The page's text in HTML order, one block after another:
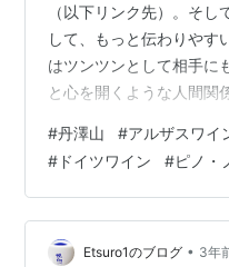
（以下リンク先）。そ
して、もっと伝わりやす
はツンツンとして相手に
と心を開くような人間関
じの酒だ、というコト。
られた酒は新酒の時の香
にくいコトがあるという
ワケではないが、概ね日
られると思う。 抜栓直
#丹澤山 #アルザスワイ
# ドイツワイン #ピノ・
Etsuro1のブログ • 3年